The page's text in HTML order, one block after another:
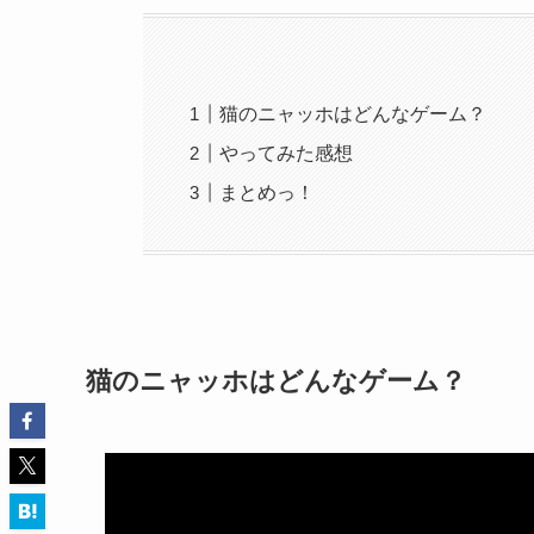
猫のニャッホはどんなゲーム？
やってみた感想
まとめっ！
猫のニャッホはどんなゲーム？